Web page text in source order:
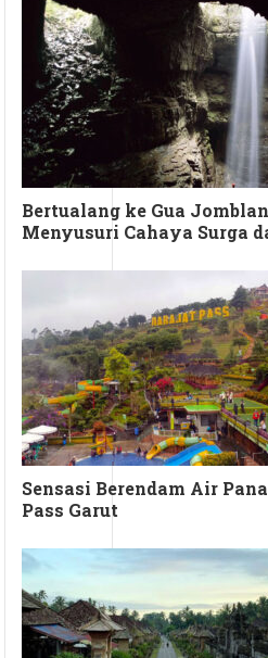
Bertualang ke Gua
Menyusuri Cahaya Surga
Sensasi Berendam Air
Pass Garut